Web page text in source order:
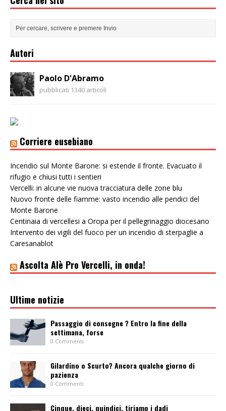
Autori
Paolo D'Abramo
pubblicati 1340 articoli
Corriere eusebiano
Incendio sul Monte Barone: si estende il fronte. Evacuato il
rifugio e chiusi tutti i sentieri
Vercelli: in alcune vie nuova tracciatura delle zone blu
Nuovo fronte delle fiamme: vasto incendio alle pendici del
Monte Barone
Centinaia di vercellesi a Oropa per il pellegrinaggio diocesano
Intervento dei vigili del fuoco per un incendio di sterpaglie a
Caresanablot
Ascolta Alè Pro Vercelli, in onda!
Ultime notizie
Passaggio di consegne ? Entro la fine della
settimana, forse
0 Commenti
Gilardino o Scurto? Ancora qualche giorno di
pazienza
0 Commenti
Cinque, dieci, quindici, tiriamo i dadi